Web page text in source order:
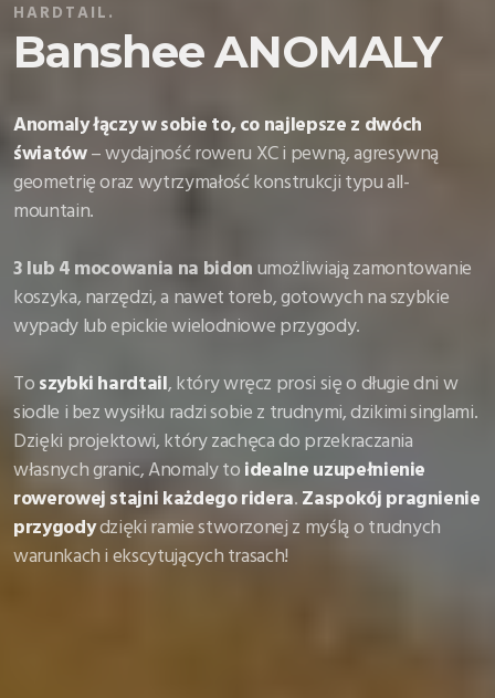
HARDTAIL.
Banshee ANOMALY
Anomaly łączy w sobie to, co najlepsze z dwóch
światów– wydajność roweru XC i pewną, agresywną
geometrię oraz wytrzymałość konstrukcji typu all-
mountain.
3 lub 4 mocowania na bidonumożliwiają zamontowanie
koszyka, narzędzi, a nawet toreb, gotowych na szybkie
wypady lub epickie wielodniowe przygody.
Toszybki hardtail, który wręcz prosi się o długie dni w
siodle i bez wysiłku radzi sobie z trudnymi, dzikimi singlami.
Dzięki projektowi, który zachęca do przekraczania
własnych granic, Anomaly toidealne uzupełnienie
rowerowej stajni każdego ridera.Zaspokój pragnienie
przygodydzięki ramie stworzonej z myślą o trudnych
warunkach i ekscytujących trasach!